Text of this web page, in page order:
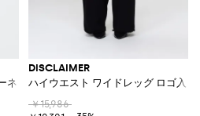
ネック コットンTシャツ
DISCLAIMER
ハイウエスト ワイドレッグ ロゴ入
￥15,986